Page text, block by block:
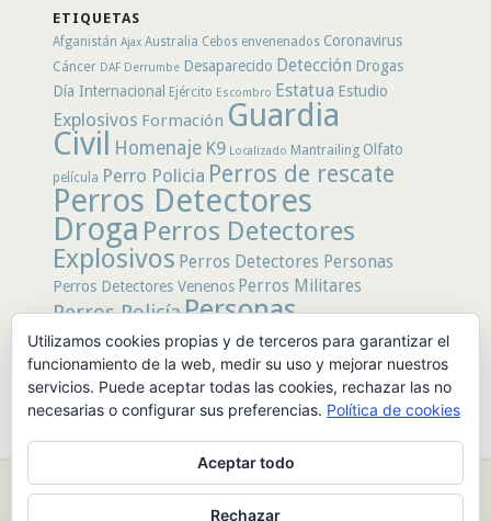
ETIQUETAS
Afganistán Ajax Australia Cebos envenenados Coronavirus
Cáncer DAF Derrumbe Desaparecido Detección Drogas
Día Internacional
Ejército Escombro Estatua Estudio
Explosivos Formación Guardia
Civil Homenaje K9 Localizado Mantrailing Olfato
película Perro Policia Perros de rescate
Perros Detectores
Droga Perros Detectores
Explosivos Perros Detectores Personas
Perros Detectores Venenos Perros Militares
Perros PolicíaPersonas
Desaparecidas Policía Policía Local
Policía Nacionalrastro rescate Restos
humanosTerremoto Tertulias Caninas Unidad
canina Veneno Video
© 2026 PerrosdeBusqueda |Política de Privacidad y Aviso Legal|
Utilizamos cookies propias y de terceros para garantizar el
funcionamiento de la web, medir su uso y mejorar nuestros
servicios. Puede aceptar todas las cookies, rechazar las no
necesarias o configurar sus preferencias. Política de cookies
Aceptar todo
Rechazar